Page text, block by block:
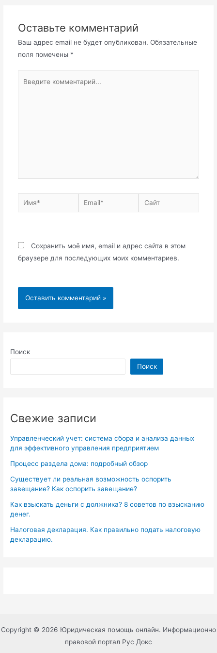
Поиск
Поиск
Свежие записи
Управленческий учет: система сбора и анализа данных
для эффективного управления предприятием
Процесс раздела дома: подробный обзор
Существует ли реальная возможность оспорить
завещание? Как оспорить завещание?
Как взыскать деньги с должника? 8 советов по взысканию
денег.
Налоговая декларация. Как правильно подать налоговую
декларацию.
Оставьте комментарий
Ваш адрес email не будет опубликован. Обязательные
поля помечены *
Имя* Email* Сайт
Сохранить моё имя, email и адрес сайта в этом
браузере для последующих моих комментариев.
Copyright © 2026 Юридическая помощь онлайн. Информационно
правовой портал Рус Докс